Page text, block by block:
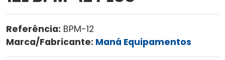
Referência: BPM-12
Marca/Fabricante: Maná Equipamentos